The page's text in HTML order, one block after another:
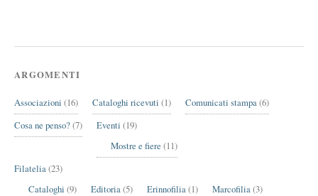
ARGOMENTI
Associazioni (16) Cataloghi ricevuti (1) Comunicati stampa (6)
Cosa ne penso?(7) Eventi (19)
Mostre e fiere (11)
Filatelia (23)
Cataloghi (9) Editoria (5) Erinnofilia (1) Marcofilia (3)